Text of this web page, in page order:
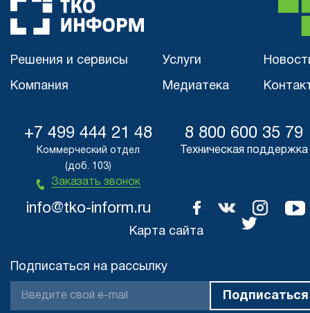
Решения и сервисы
Компания
Услуги
Медиатека
Подписаться на рассылку
Карта сайта
+7 499 444 21 48
Коммерческий отдел
(доб. 103)
Заказать звонок
8 800 600 35 79
Техническая поддержка
info@tko-inform.ru